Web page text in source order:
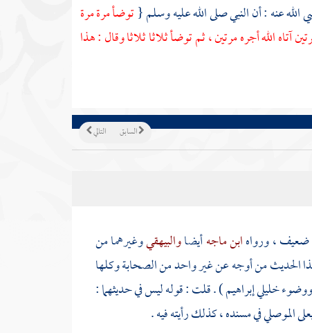
الله عنه : أن النبي صلى الله عليه وسلم {توضأ مرة مرة
الله أجره مرتين ، ثم توضأ ثلاثا ثلاثا وقال : هذا
التالي السابق
ضعيف ، ورواهابن ماجهأيضاوالبيهقيوغيرهما من
الحديث من أوجه عن غير واحد من الصحابة وكلها
خليليإبراهيم) .قلت: قوله ليس في حديثهما :
الموصليفي مسنده ، كذلك رأيته فيه .